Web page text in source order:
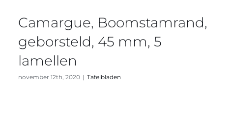
Camargue, Boomstamrand,
geborsteld, 45 mm, 5
lamellen
november 12th, 2020 | Tafelbladen